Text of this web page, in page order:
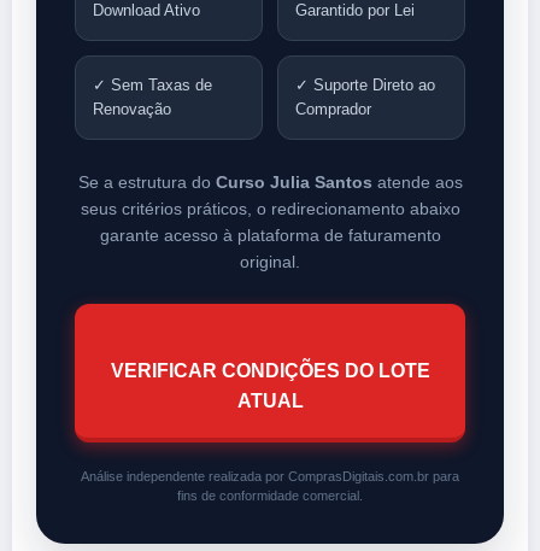
Download Ativo
Garantido por Lei
✓ Sem Taxas de
Renovação
✓ Suporte Direto ao
Comprador
Se a estrutura do Curso Julia Santos atende aos
seus critérios práticos, o redirecionamento abaixo
garante acesso à plataforma de faturamento
original.
VERIFICAR CONDIÇÕES DO LOTE
ATUAL
Análise independente realizada por ComprasDigitais.com.br para
fins de conformidade comercial.